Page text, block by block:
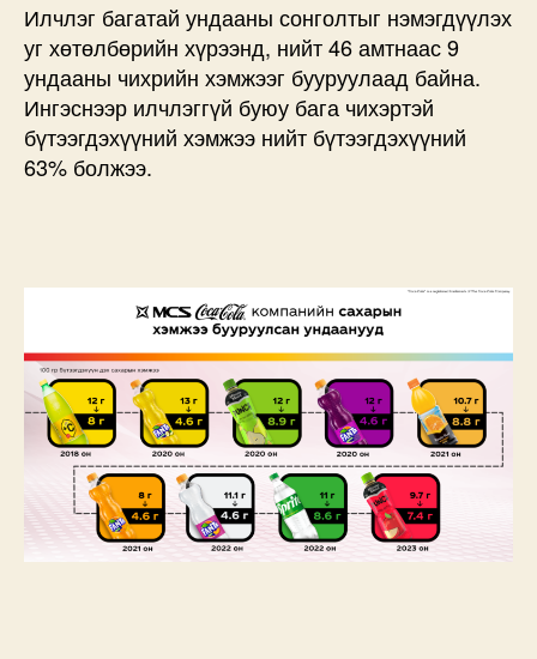
Илчлэг багатай ундааны сонголтыг нэмэгдүүлэх
уг хөтөлбөрийн хүрээнд, нийт 46 амтнаас 9
ундааны чихрийн хэмжээг бууруулаад байна.
Ингэснээр илчлэггүй буюу бага чихэртэй
бүтээгдэхүүний хэмжээ нийт бүтээгдэхүүний
63% болжээ.